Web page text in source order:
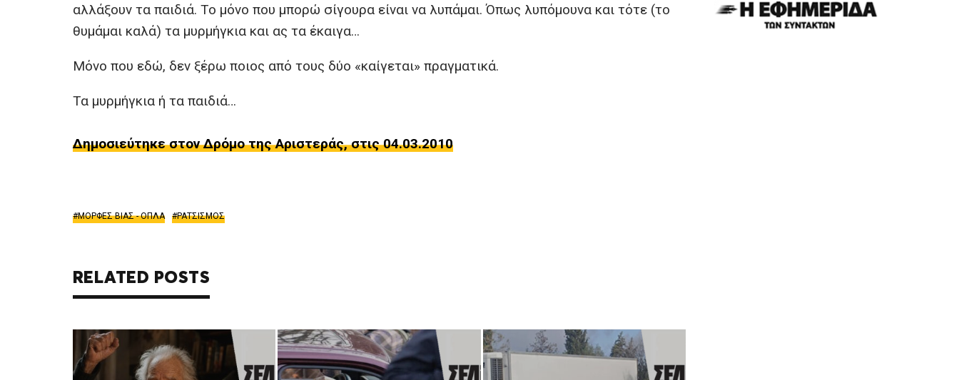
αλλάξουν τα παιδιά. Το μόνο που μπορώ σίγουρα είναι να λυπάμαι. Όπως λυπόμουνα και τότε (το
θυμάμαι καλά) τα μυρμήγκια και ας τα έκαιγα…
Μόνο που εδώ, δεν ξέρω ποιος από τους δύο «καίγεται» πραγματικά.
Τα μυρμήγκια ή τα παιδιά…
Δημοσιεύτηκε στον Δρόμο της Αριστεράς, στις 04.03.2010
ΜΟΡΦΕΣ ΒΙΑΣ - ΟΠΛΑ ΡΑΤΣΙΣΜΟΣ
RELATED POSTS